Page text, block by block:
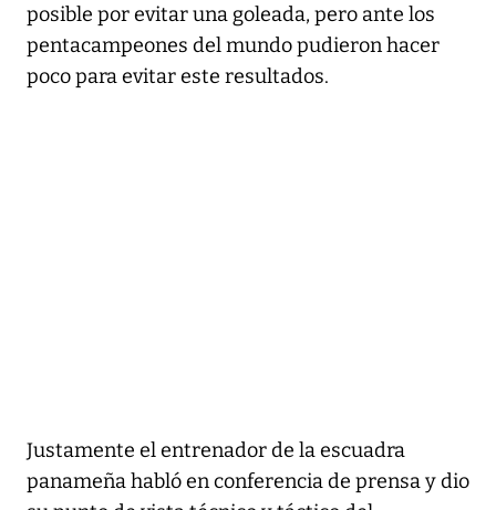
posible por evitar una goleada, pero ante los
pentacampeones del mundo pudieron hacer
poco para evitar este resultados.
Justamente el entrenador de la escuadra
panameña habló en conferencia de prensa y dio